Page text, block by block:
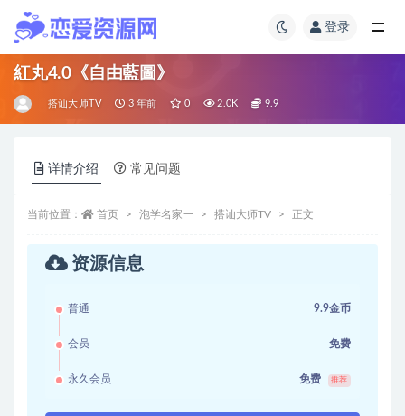
登录
紅丸4.0《自由藍圖》
搭讪大师TV 3 年前 0 2.0K 9.9
详情介绍 常见问题
当前位置： 首页 泡学名家一 搭讪大师TV 正文
资源信息
普通 9.9金币
会员 免费
永久会员 免费 推荐